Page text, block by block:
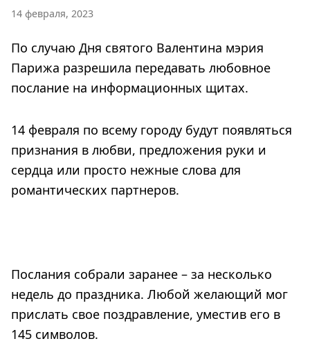
14 февраля, 2023
По случаю Дня святого Валентина мэрия
Парижа разрешила передавать любовное
послание на информационных щитах.
14 февраля по всему городу будут появляться
признания в любви, предложения руки и
сердца или просто нежные слова для
романтических партнеров.
Послания собрали заранее – за несколько
недель до праздника. Любой желающий мог
прислать свое поздравление, уместив его в
145 символов.